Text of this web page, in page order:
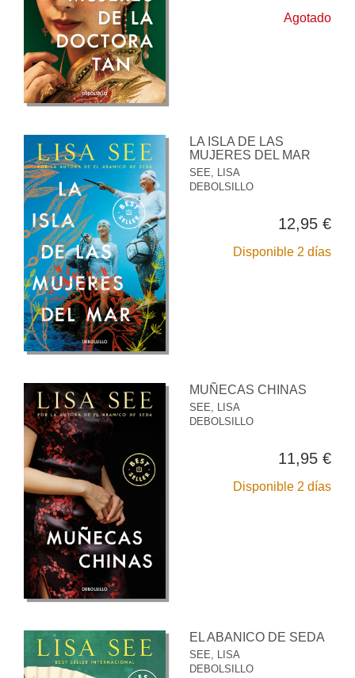
Agotado
LA ISLA DE LAS
MUJERES DEL MAR
SEE, LISA
DEBOLSILLO
12,95 €
Disponible 2 días
MUÑECAS CHINAS
SEE, LISA
DEBOLSILLO
11,95 €
Disponible 2 días
EL ABANICO DE SEDA
SEE, LISA
DEBOLSILLO